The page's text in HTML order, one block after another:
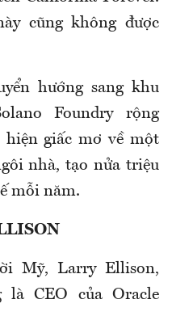
cũng không được
hướng sang khu
Foundry rộng
hiện giấc mơ về một
nhà, tạo nửa triệu
mỗi năm.
Mỹ, Larry Ellison,
là CEO của Oracle